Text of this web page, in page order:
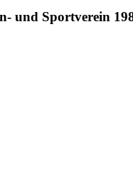
und Sportverein